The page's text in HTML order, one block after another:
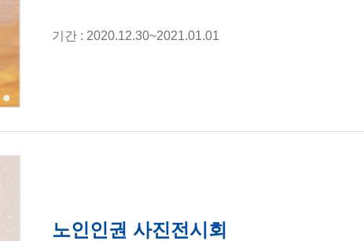
기간 : 2020.12.30~2021.01.01
노인인권 사진전시회